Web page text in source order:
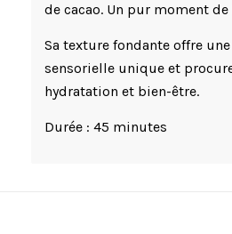
de cacao. Un pur moment
Sa texture fondante offre
sensorielle unique et
hydratation et bien-être.
Durée : 45 minutes